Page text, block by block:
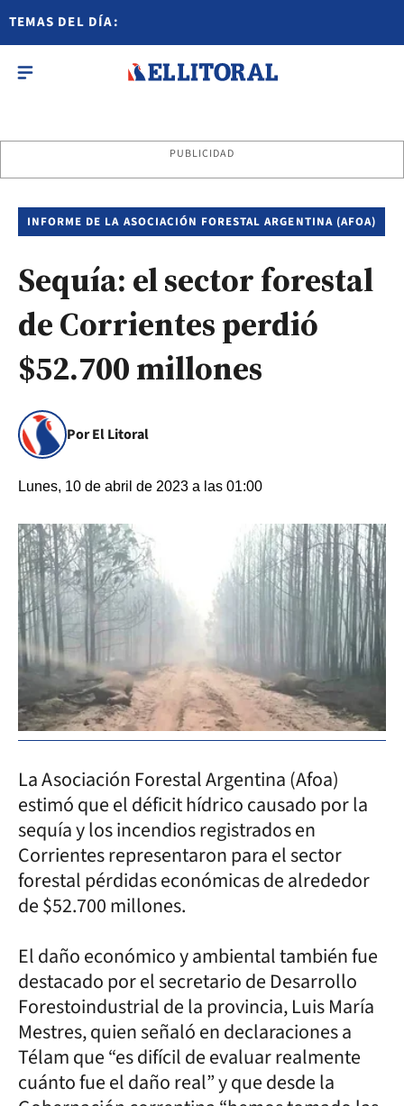
TEMAS DEL DÍA:
PUBLICIDAD
INFORME DE LA ASOCIACIÓN FORESTAL ARGENTINA (AFOA)
Sequía: el sector forestal
de Corrientes perdió
$52.700 millones
Por El Litoral
Lunes, 10 de abril de 2023 a las 01:00
La Asociación Forestal Argentina (Afoa)
estimó que el déficit hídrico causado por la
sequía y los incendios registrados en
Corrientes representaron para el sector
forestal pérdidas económicas de alrededor
de $52.700 millones.
El daño económico y ambiental también fue
destacado por el secretario de Desarrollo
Forestoindustrial de la provincia, Luis María
Mestres, quien señaló en declaraciones a
Télam que “es difícil de evaluar realmente
cuánto fue el daño real” y que desde la